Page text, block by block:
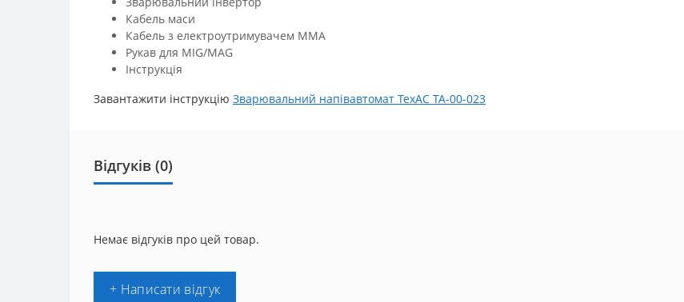
Кабель маси
Кабель з електроутримувачем ММА
Рукав для MIG/MAG
Інструкція
Завантажити інструкцію Зварювальний напівавтомат ТехАС ТА-00-023
Відгуків (0)
Немає відгуків про цей товар.
+ Написати відгук